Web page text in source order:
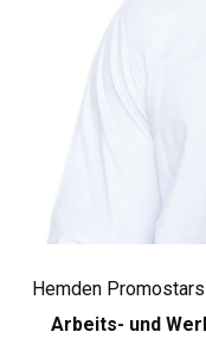
klassische
Materialien
Hemden
Arbeits- und